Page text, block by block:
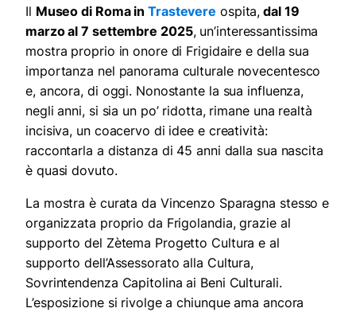
Il Museo di Roma inTrastevere ospita, dal 19
marzo al 7 settembre 2025, un’interessantissima
mostra proprio in onore di Frigidaire e della sua
importanza nel panorama culturale novecentesco
e, ancora, di oggi. Nonostante la sua influenza,
negli anni, si sia un po’ ridotta, rimane una realtà
incisiva, un coacervo di idee e creatività:
raccontarla a distanza di 45 anni dalla sua nascita
è quasi dovuto.
La mostra è curata da Vincenzo Sparagna stesso e
organizzata proprio da Frigolandia, grazie al
supporto del Zètema Progetto Cultura e al
supporto dell’Assessorato alla Cultura,
Sovrintendenza Capitolina ai Beni Culturali.
L’esposizione si rivolge a chiunque ama ancora